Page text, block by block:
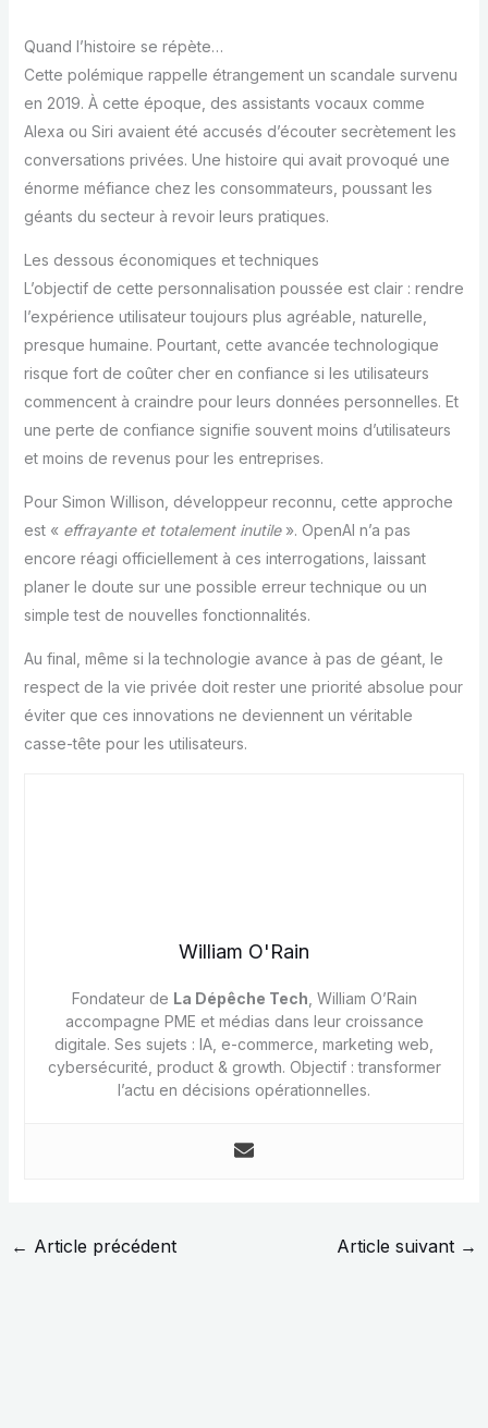
Quand l’histoire se répète…
Cette polémique rappelle étrangement un scandale survenu
en 2019. À cette époque, des assistants vocaux comme
Alexa ou Siri avaient été accusés d’écouter secrètement les
conversations privées. Une histoire qui avait provoqué une
énorme méfiance chez les consommateurs, poussant les
géants du secteur à revoir leurs pratiques.
Les dessous économiques et techniques
L’objectif de cette personnalisation poussée est clair : rendre
l’expérience utilisateur toujours plus agréable, naturelle,
presque humaine. Pourtant, cette avancée technologique
risque fort de coûter cher en confiance si les utilisateurs
commencent à craindre pour leurs données personnelles. Et
une perte de confiance signifie souvent moins d’utilisateurs
et moins de revenus pour les entreprises.
Pour Simon Willison, développeur reconnu, cette approche
est « effrayante et totalement inutile». OpenAI n’a pas
encore réagi officiellement à ces interrogations, laissant
planer le doute sur une possible erreur technique ou un
simple test de nouvelles fonctionnalités.
Au final, même si la technologie avance à pas de géant, le
respect de la vie privée doit rester une priorité absolue pour
éviter que ces innovations ne deviennent un véritable
casse-tête pour les utilisateurs.
William O'Rain
Fondateur de La Dépêche Tech , William O’Rain
accompagne PME et médias dans leur croissance
digitale. Ses sujets : IA, e-commerce, marketing web,
cybersécurité, product & growth. Objectif : transformer
l’actu en décisions opérationnelles.
← Article précédent Article suivant →